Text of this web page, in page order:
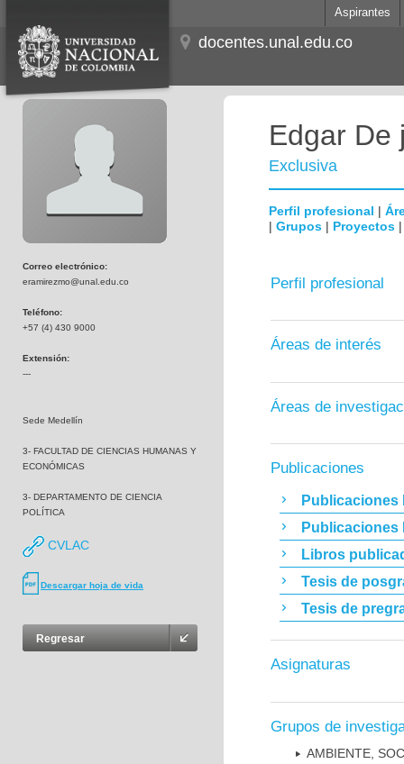
Aspirantes
docentes.unal.edu.co
Correo electrónico:
eramirezmo@unal.edu.co
Teléfono:
+57 (4) 430 9000
Extensión:
---
Sede Medellín
3- FACULTAD DE CIENCIAS HUMANAS Y
ECONÓMICAS
3- DEPARTAMENTO DE CIENCIA
POLÍTICA
CVLAC
Descargar hoja de vida
Regresar
Edgar De
Exclusiva
Perfil profesional |
| Grupos | Proyectos
Perfil profesional
Áreas de interés
Áreas de
Publicaciones
Publicaciones
Publicaciones
Libros
Tesis de
Tesis de
Asignaturas
Grupos de
AMBIENTE,